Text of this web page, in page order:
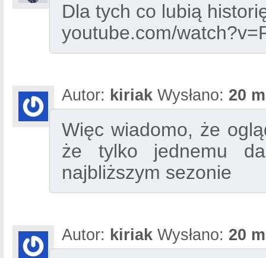
Dla tych co lubią
youtube.com/
Autor: kiriak Wysłano: 20
Więc wiadomo, że
że tylko jednemu
najbliższym sezonie
Autor: kiriak Wysłano: 20